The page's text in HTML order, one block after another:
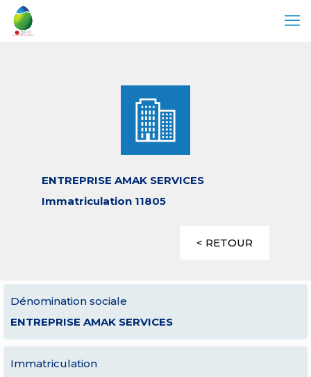
ENTREPRISE AMAK SERVICES
Immatriculation 11805
< RETOUR
Dénomination sociale
ENTREPRISE AMAK SERVICES
Immatriculation